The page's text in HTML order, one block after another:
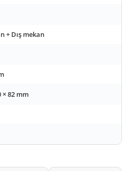
+ Dış mekan
× 82 mm